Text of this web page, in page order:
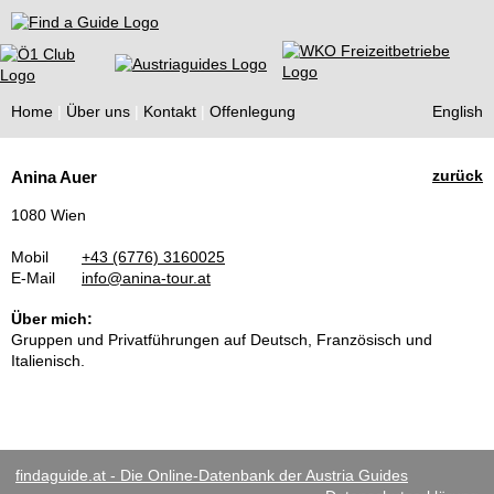
Find a Guide
Home Über uns Kontakt Offenlegung English
Guides
zurück
Anina Auer
1080 Wien
Mobil
+43 (6776) 3160025
E-Mail
info@anina-tour.at
Über mich:
Gruppen und Privatführungen auf Deutsch, Französisch und
Italienisch.
findaguide.at - Die Online-Datenbank der Austria Guides